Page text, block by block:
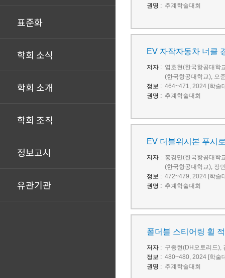
표준화
학회 소식
학회 소개
학회 조직
정보고시
유관기관
권명 : 추계학술대회
EV 자작자동차 너클
저자 : 염호현(한국항공대학
(한국항공대학교), 오
정보 : 464~471, 2024 [학술
권명 : 추계학술대회
EV 더블위시본 푸시
저자 : 홍경민(한국항공대학
(한국항공대학교), 장
정보 : 472~479, 2024 [학술
권명 : 추계학술대회
폴더블 스티어링 휠
저자 : 구종현(DH오토리드),
정보 : 480~480, 2024 [학술
권명 : 추계학술대회